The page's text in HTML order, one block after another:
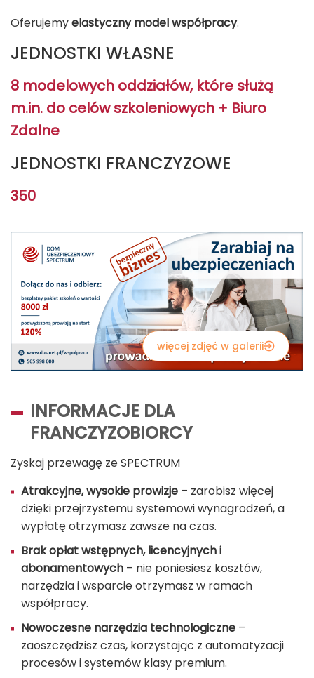
Oferujemyelastyczny model współpracy.
JEDNOSTKI WŁASNE
8 modelowych oddziałów, które służą
m.in. do celów szkoleniowych + Biuro
Zdalne
JEDNOSTKI FRANCZYZOWE
350
więcej zdjęć w galerii
INFORMACJE DLA
FRANCZYZOBIORCY
Zyskaj przewagę ze SPECTRUM
Atrakcyjne, wysokie prowizje – zarobisz więcej
dzięki przejrzystemu systemowi wynagrodzeń, a
wypłatę otrzymasz zawsze na czas.
Brak opłat wstępnych, licencyjnych i
abonamentowych – nie poniesiesz kosztów,
narzędzia i wsparcie otrzymasz w ramach
współpracy.
Nowoczesne narzędzia technologiczne –
zaoszczędzisz czas, korzystając z automatyzacji
procesów i systemów klasy premium.